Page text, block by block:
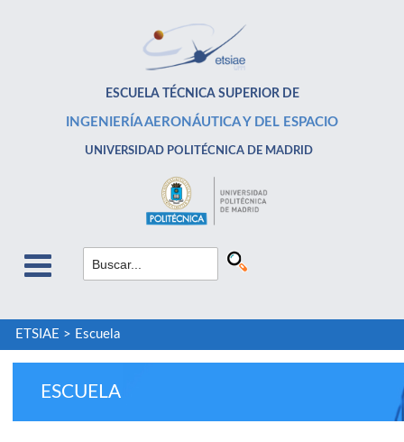
ESCUELA TÉCNICA SUPERIOR DE
INGENIERÍA AERONÁUTICA Y DEL ESPACIO
UNIVERSIDAD POLITÉCNICA DE MADRID
ETSIAE > Escuela
ESCUELA